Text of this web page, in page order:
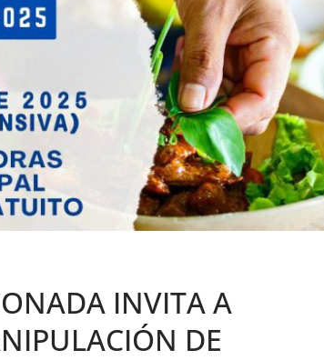
INVITA A
DE